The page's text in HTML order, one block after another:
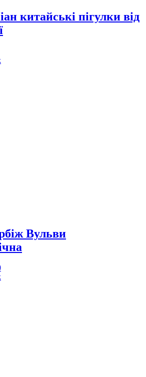
китайські пігулки від
Вульви
Поточна
ціна: